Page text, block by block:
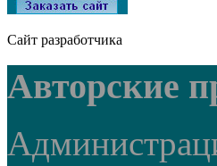
Сайт разработчика
Авторские